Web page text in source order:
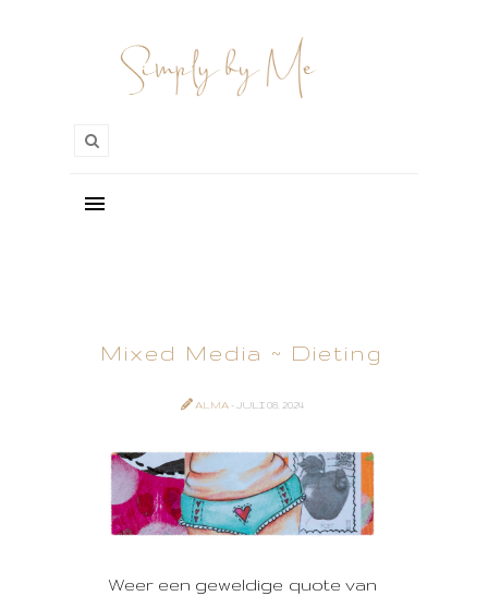
Mixed Media ~ Dieting
ALMA - JULI 08, 2024
Weer een geweldige quote van